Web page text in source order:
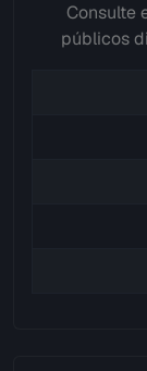
Consulte
públicos